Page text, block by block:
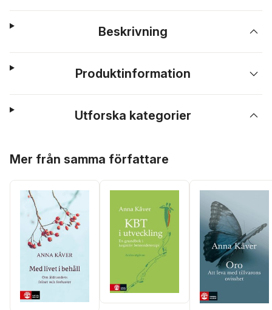
Beskrivning
Produktinformation
Utforska kategorier
Mer från samma författare